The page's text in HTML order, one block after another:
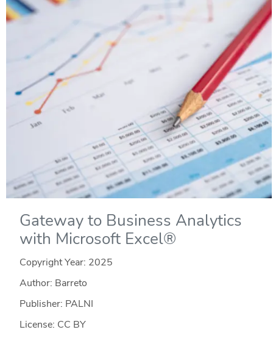
Gateway to Business Analytics
with Microsoft Excel®
Copyright Year: 2025
Author: Barreto
Publisher: PALNI
License: CC BY